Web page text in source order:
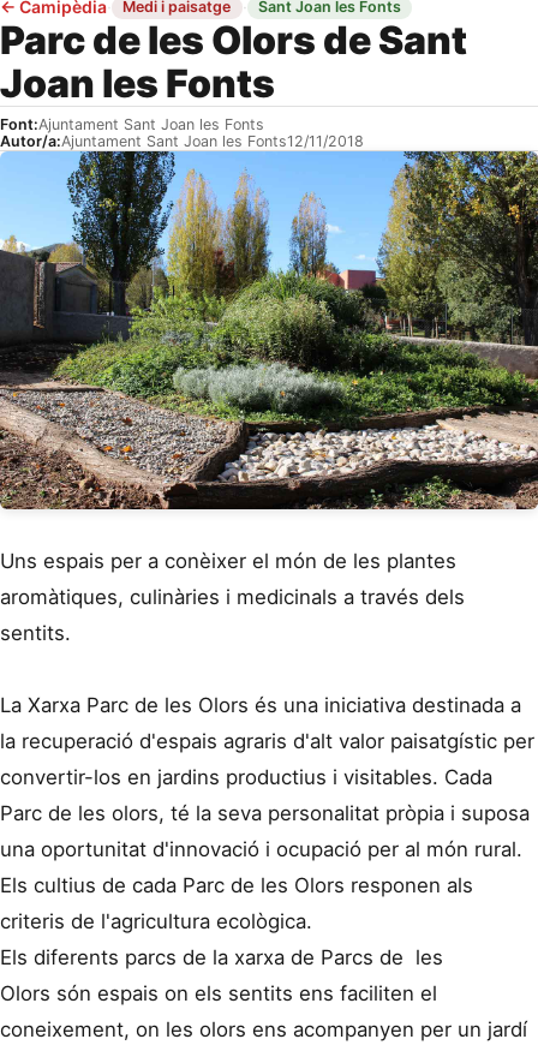
← Camipèdia· Medi i paisatge · Sant Joan les Fonts
Parc de les Olors de Sant
Joan les Fonts
Font:Ajuntament Sant Joan les Fonts
Autor/a:Ajuntament Sant Joan les Fonts12/11/2018
Uns espais per a conèixer el món de les plantes
aromàtiques, culinàries i medicinals a través dels
sentits.
La Xarxa Parc de les Olors és una iniciativa destinada a
la recuperació d'espais agraris d'alt valor paisatgístic per
convertir-los en jardins productius i visitables. Cada
Parc de les olors, té la seva personalitat pròpia i suposa
una oportunitat d'innovació i ocupació per al món rural.
Els cultius de cada Parc de les Olors responen als
criteris de l'agricultura ecològica.
Els diferents parcs de la xarxa de Parcs de les
Olors són espais on els sentits ens faciliten el
coneixement, on les olors ens acompanyen per un jardí